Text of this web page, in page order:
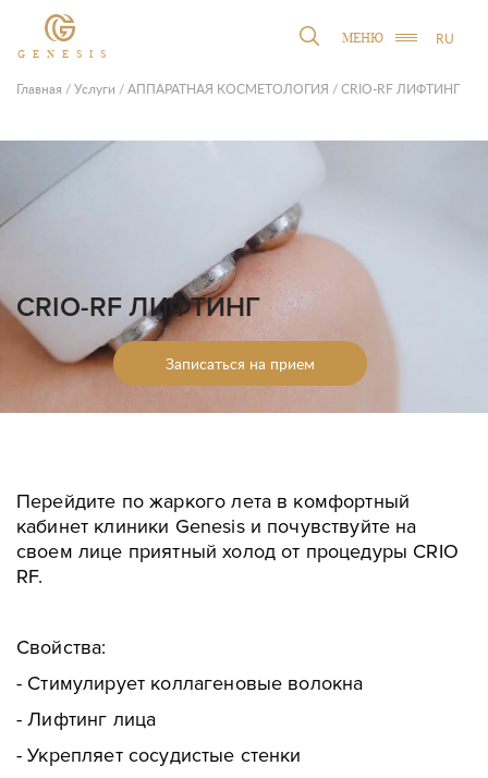
GENESIS
МЕНЮ RU
Главная /Услуги /АППАРАТНАЯ КОСМЕТОЛОГИЯ /CRIO-RF ЛИФТИНГ
CRIO-RF ЛИФТИНГ
Записаться на прием
Перейдите по жаркого лета в комфортный
кабинет клиники Genesis и почувствуйте на
своем лице приятный холод от процедуры CRIO
RF.
Cвойства:
- Cтимулирует коллагеновые волокна
- Лифтинг лица
- Укрепляет сосудистые стенки